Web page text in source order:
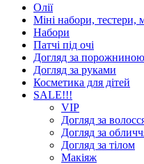
Олії
Міні набори, тестери,
Набори
Патчі під очі
Догляд за
Догляд за руками
Косметика для дітей
SALE!!!
VIP
Догляд за
Догляд за
Догляд за тілом
Макіяж